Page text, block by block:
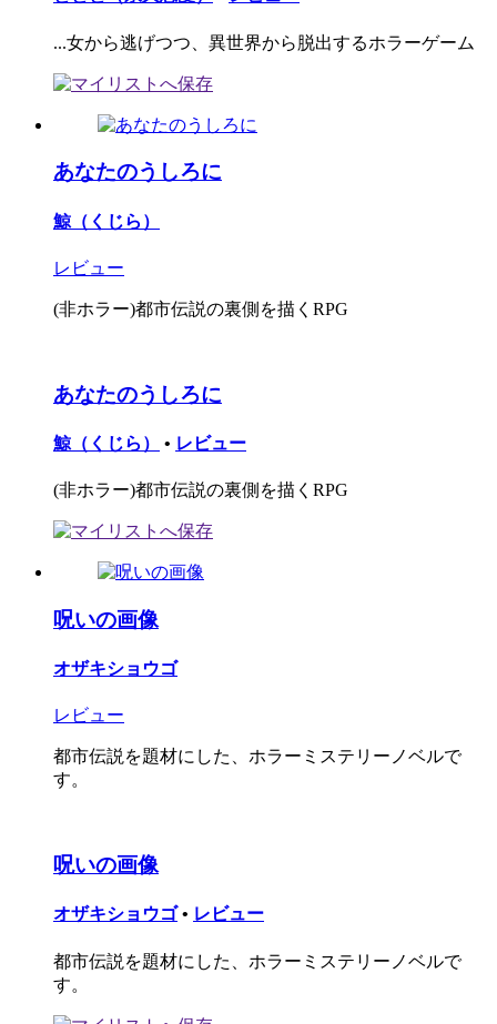
...女から逃げつつ、異世界から脱出するホラーゲーム
あなたのうしろに
鯨（くじら）
レビュー
(非ホラー)都市伝説の裏側を描くRPG
あなたのうしろに
鯨（くじら） • レビュー
(非ホラー)都市伝説の裏側を描くRPG
呪いの画像
オザキショウゴ
レビュー
都市伝説を題材にした、ホラーミステリーノベルで
す。
呪いの画像
オザキショウゴ • レビュー
都市伝説を題材にした、ホラーミステリーノベルで
す。